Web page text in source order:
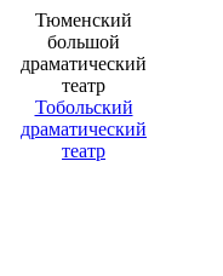
Тюменский
большой
драматический
театр
Тобольский
драматический
театр